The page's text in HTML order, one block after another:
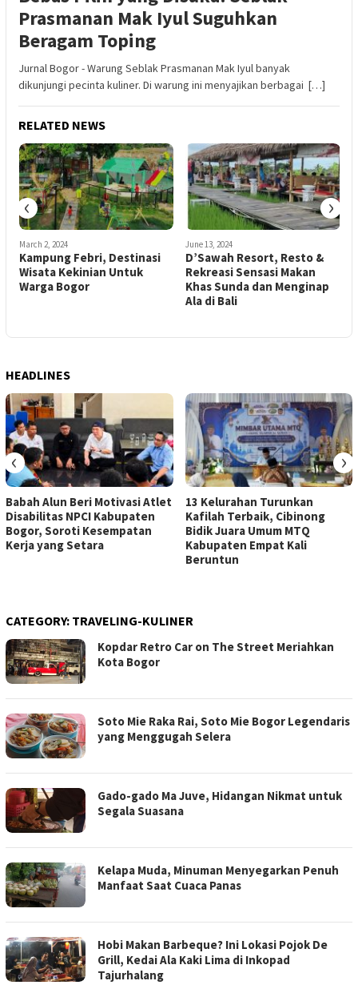
Prasmanan Mak Iyul Suguhkan
Beragam Toping
Jurnal Bogor - Warung Seblak Prasmanan Mak Iyul banyak
dikunjungi pecinta kuliner. Di warung ini menyajikan berbagai […]
RELATED NEWS
March 2, 2024
Kampung Febri, Destinasi
Wisata Kekinian Untuk
Warga Bogor
June 13, 2024
D’Sawah Resort, Resto &
Rekreasi Sensasi Makan
Khas Sunda dan Menginap
Ala di Bali
‹ ›
HEADLINES
Babah Alun Beri Motivasi Atlet
Disabilitas NPCI Kabupaten
Bogor, Soroti Kesempatan
Kerja yang Setara
13 Kelurahan Turunkan
Kafilah Terbaik, Cibinong
Bidik Juara Umum MTQ
Kabupaten Empat Kali
Beruntun
‹ ›
CATEGORY: TRAVELING-KULINER
Kopdar Retro Car on The Street Meriahkan
Kota Bogor
Soto Mie Raka Rai, Soto Mie Bogor Legendaris
yang Menggugah Selera
Gado-gado Ma Juve, Hidangan Nikmat untuk
Segala Suasana
Kelapa Muda, Minuman Menyegarkan Penuh
Manfaat Saat Cuaca Panas
Hobi Makan Barbeque? Ini Lokasi Pojok De
Grill, Kedai Ala Kaki Lima di Inkopad
Tajurhalang